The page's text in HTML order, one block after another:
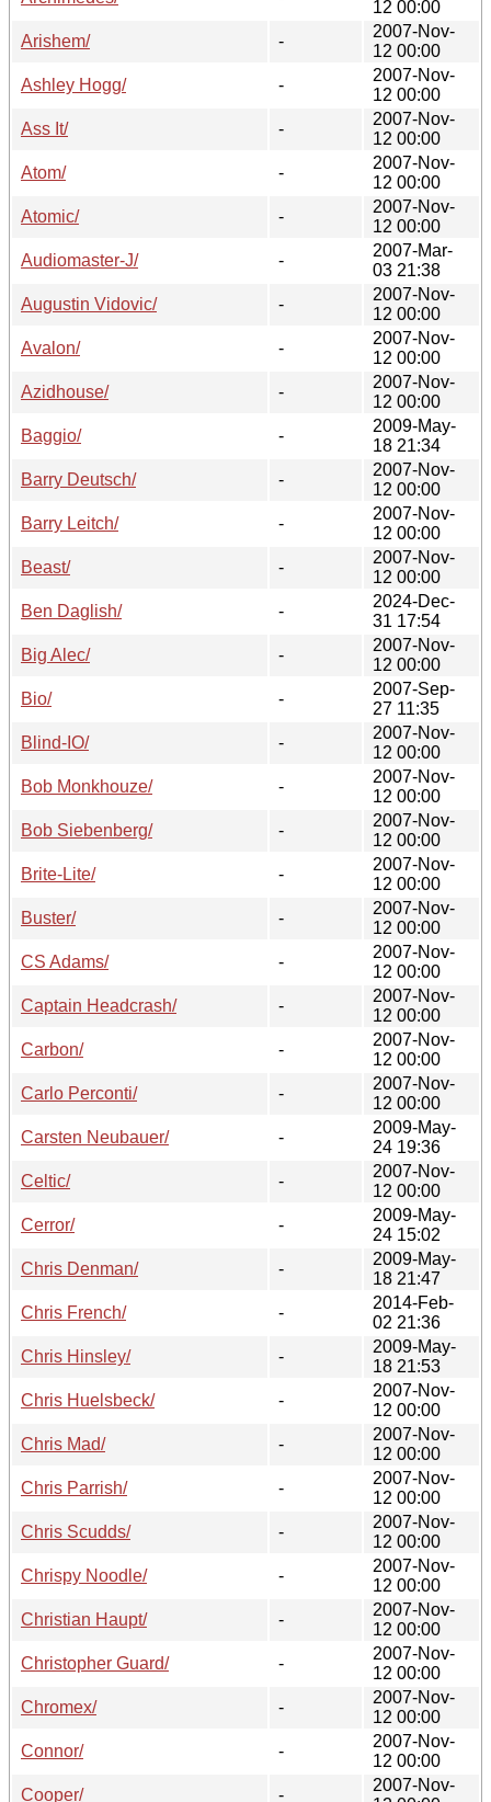
12 00:00
Arishem/
-
2007-Nov-
12 00:00
Ashley Hogg/
-
2007-Nov-
12 00:00
Ass It/
-
2007-Nov-
12 00:00
Atom/
-
2007-Nov-
12 00:00
Atomic/
-
2007-Nov-
12 00:00
Audiomaster-J/
-
2007-Mar-
03 21:38
Augustin Vidovic/
-
2007-Nov-
12 00:00
Avalon/
-
2007-Nov-
12 00:00
Azidhouse/
-
2007-Nov-
12 00:00
Baggio/
-
2009-May-
18 21:34
Barry Deutsch/
-
2007-Nov-
12 00:00
Barry Leitch/
-
2007-Nov-
12 00:00
Beast/
-
2007-Nov-
12 00:00
Ben Daglish/
-
2024-Dec-
31 17:54
Big Alec/
-
2007-Nov-
12 00:00
Bio/
-
2007-Sep-
27 11:35
Blind-IO/
-
2007-Nov-
12 00:00
Bob Monkhouze/
-
2007-Nov-
12 00:00
Bob Siebenberg/
-
2007-Nov-
12 00:00
Brite-Lite/
-
2007-Nov-
12 00:00
Buster/
-
2007-Nov-
12 00:00
CS Adams/
-
2007-Nov-
12 00:00
Captain Headcrash/
-
2007-Nov-
12 00:00
Carbon/
-
2007-Nov-
12 00:00
Carlo Perconti/
-
2007-Nov-
12 00:00
Carsten Neubauer/
-
2009-May-
24 19:36
Celtic/
-
2007-Nov-
12 00:00
Cerror/
-
2009-May-
24 15:02
Chris Denman/
-
2009-May-
18 21:47
Chris French/
-
2014-Feb-
02 21:36
Chris Hinsley/
-
2009-May-
18 21:53
Chris Huelsbeck/
-
2007-Nov-
12 00:00
Chris Mad/
-
2007-Nov-
12 00:00
Chris Parrish/
-
2007-Nov-
12 00:00
Chris Scudds/
-
2007-Nov-
12 00:00
Chrispy Noodle/
-
2007-Nov-
12 00:00
Christian Haupt/
-
2007-Nov-
12 00:00
Christopher Guard/
-
2007-Nov-
12 00:00
Chromex/
-
2007-Nov-
12 00:00
Connor/
-
2007-Nov-
12 00:00
Cooper/
-
2007-Nov-